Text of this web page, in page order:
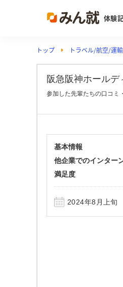
体験
トップ トラベル/航空/運輸
阪急阪神ホール
参加した先輩たちの口コミ
基本情報
他企業でのインター
満足度
2024年8月上旬